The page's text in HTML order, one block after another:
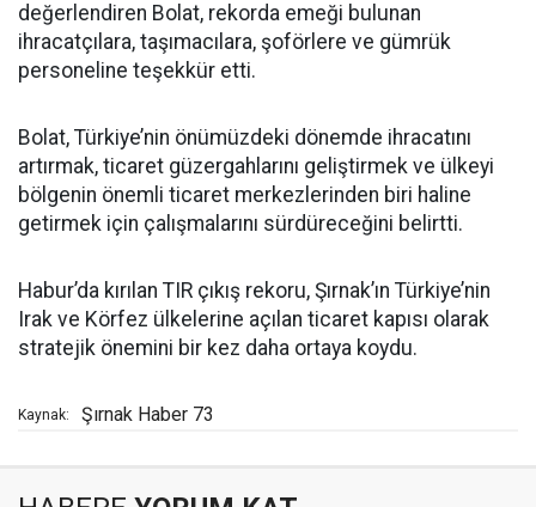
değerlendiren Bolat, rekorda emeği bulunan
ihracatçılara, taşımacılara, şoförlere ve gümrük
personeline teşekkür etti.
Bolat, Türkiye’nin önümüzdeki dönemde ihracatını
artırmak, ticaret güzergahlarını geliştirmek ve ülkeyi
bölgenin önemli ticaret merkezlerinden biri haline
getirmek için çalışmalarını sürdüreceğini belirtti.
Habur’da kırılan TIR çıkış rekoru, Şırnak’ın Türkiye’nin
Irak ve Körfez ülkelerine açılan ticaret kapısı olarak
stratejik önemini bir kez daha ortaya koydu.
Kaynak: Şırnak Haber 73